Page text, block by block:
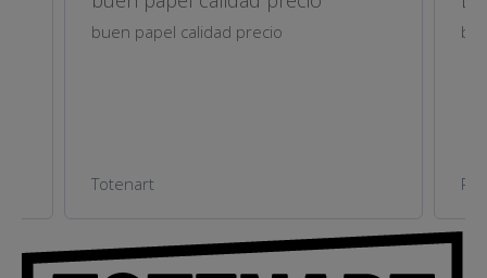
buen papel calidad precio
Totenart